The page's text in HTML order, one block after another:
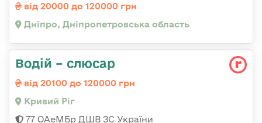
від 20000 до 120000 грн
Дніпро, Дніпропетровська область
Водій – слюсар
від 20100 до 120000 грн
Кривий Ріг
77 ОАеМБр ДШВ ЗС України